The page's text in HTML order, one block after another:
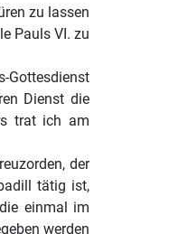
zu lassen
Pauls VI. zu
Gottesdienst
Dienst die
trat ich am
der
tätig ist,
einmal im
werden